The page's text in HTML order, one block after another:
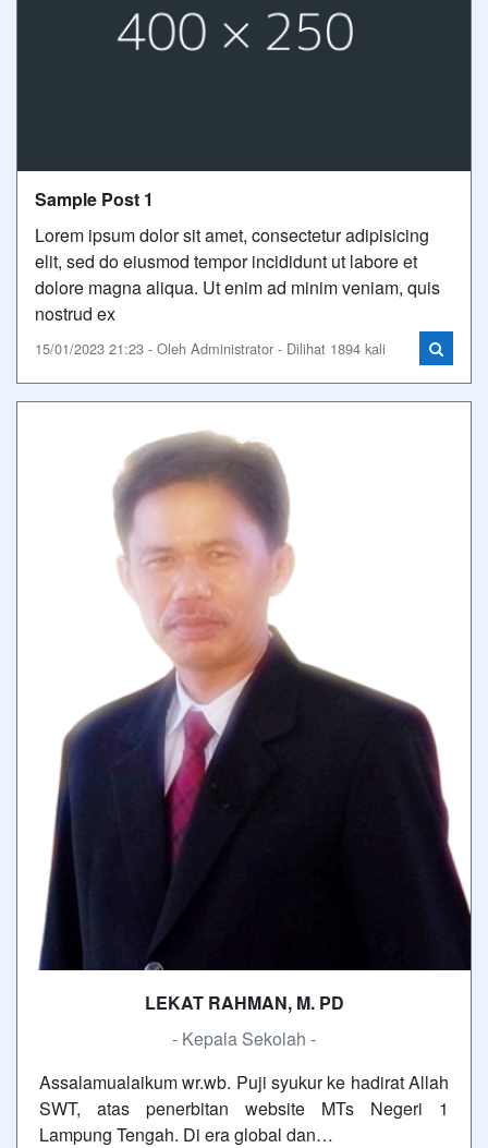
Sample Post 1
Lorem ipsum dolor sit amet, consectetur adipisicing
elit, sed do eiusmod tempor incididunt ut labore et
dolore magna aliqua. Ut enim ad minim veniam, quis
nostrud ex
15/01/2023 21:23 - Oleh Administrator - Dilihat 1894 kali
LEKAT RAHMAN, M. PD
- Kepala Sekolah -
Assalamualaikum wr.wb. Puji syukur ke hadirat Allah
SWT, atas penerbitan website MTs Negeri 1
Lampung Tengah. Di era global dan…